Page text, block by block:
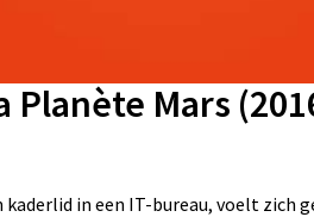
Planète Mars
kaderlid in een IT-bureau, voelt